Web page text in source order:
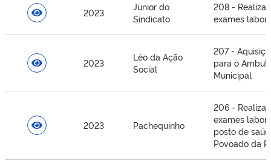
2023
Júnior do
Sindicato
208 -
exames
2023
Léo da Ação
Social
207 -
para o
Municipal
2023 Pachequinho
206 -
exames
posto de
Povoado da